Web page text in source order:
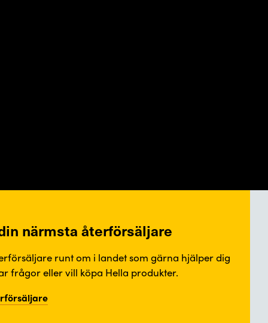
närmsta återförsäljare
runt om i landet som gärna hjälper dig
frågor eller vill köpa Hella produkter.